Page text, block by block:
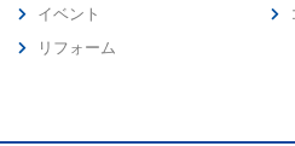
イベント
リフォーム